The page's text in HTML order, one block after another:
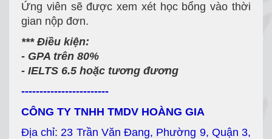
Ứng viên sẽ được xem xét học bổng vào thời
gian nộp đơn.
*** Điều kiện:
- GPA trên 80%
- IELTS 6.5 hoặc tương đương
------------------------
CÔNG TY TNHH TMDV HOÀNG GIA
Địa chỉ: 23 Trần Văn Đang, Phường 9, Quận 3,